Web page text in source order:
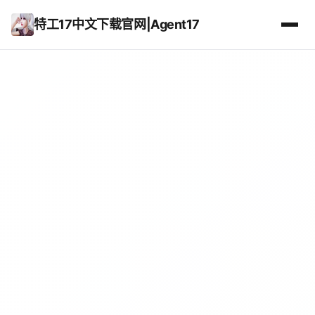
特工17中文下载官网|Agent17